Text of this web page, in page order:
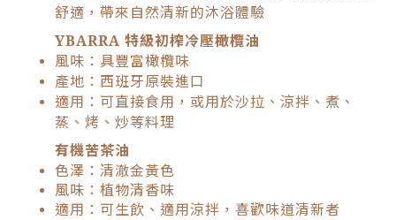
舒適，帶來自然清新的沐浴體驗
YBARRA 特級初榨冷壓橄欖油
風味：具豐富橄欖味
產地：西班牙原裝進口
適用：可直接食用，或用於沙拉、涼拌、煮、
蒸、烤、炒等料理
有機苦茶油
色澤：清澈金黃色
風味：植物清香味
適用：可生飲、適用涼拌，喜歡味道清新者